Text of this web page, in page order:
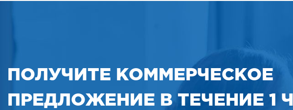
ПОЛУЧИТЕ КОММЕРЧЕСКОЕ
ПРЕДЛОЖЕНИЕ В ТЕЧЕНИЕ 1